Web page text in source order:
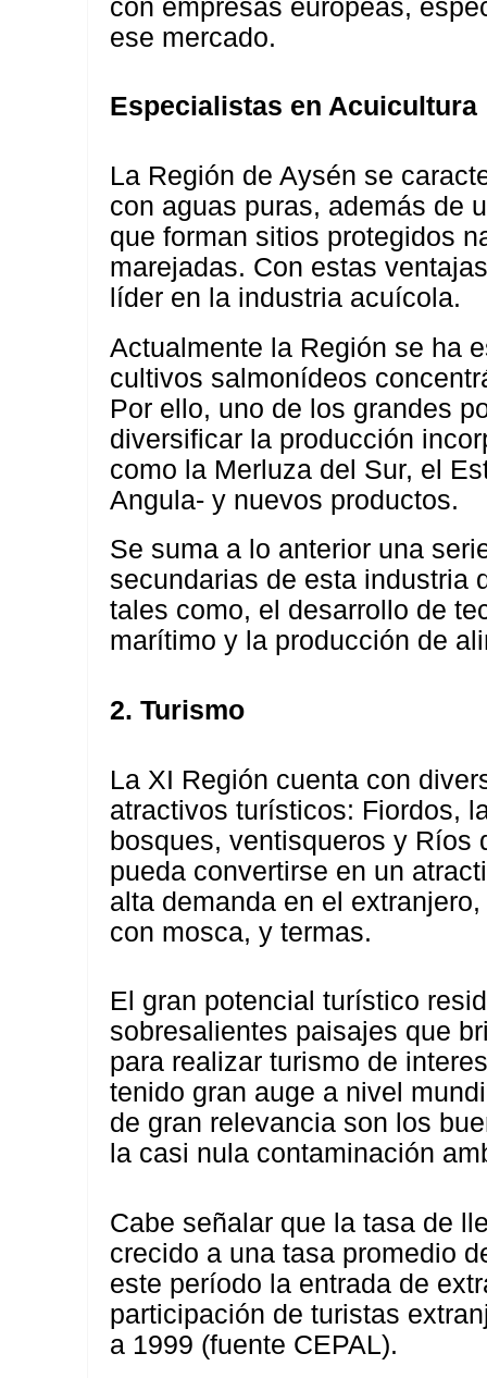
con empresas europeas,
ese mercado.
Especialistas en Acuicultura
La Región de Aysén se
con aguas puras, además de
que forman sitios protegidos
marejadas. Con estas
líder en la industria acuícola.
Actualmente la Región se ha
cultivos salmonídeos
Por ello, uno de los grandes
diversificar la producción
como la Merluza del Sur, el
Angula- y nuevos productos.
Se suma a lo anterior una
secundarias de esta industria
tales como, el desarrollo de
marítimo y la producción de
2. Turismo
La XI Región cuenta con
atractivos turísticos: Fiordos,
bosques, ventisqueros y Ríos
pueda convertirse en un
alta demanda en el
con mosca, y termas.
El gran potencial turístico
sobresalientes paisajes que
para realizar turismo de
tenido gran auge a nivel
de gran relevancia son los
la casi nula contaminación
Cabe señalar que la tasa de
crecido a una tasa promedio
este período la entrada de
participación de turistas
a 1999 (fuente CEPAL).